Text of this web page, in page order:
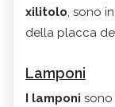
xilitolo, sono
della placca
Lamponi
I lamponi